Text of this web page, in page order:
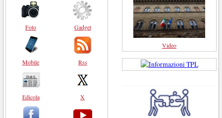
Foto
Mobile
Edicola
Gadget
Rss
X
Video